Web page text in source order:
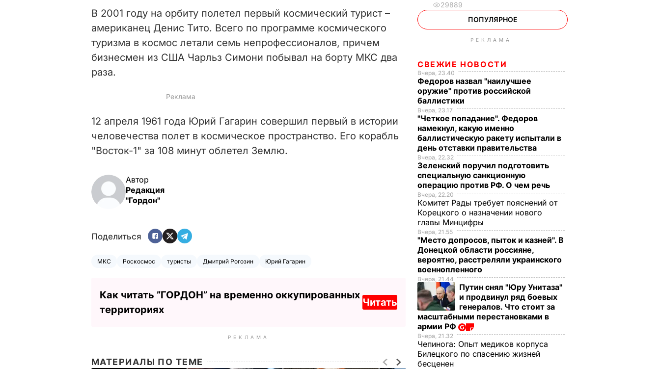
В 2001 году на орбиту полетел первый космический турист –
американец Денис Тито. Всего по программе космического
туризма в космос летали семь непрофессионалов, причем
бизнесмен из США Чарльз Симони побывал на борту МКС два
раза.
12 апреля 1961 года Юрий Гагарин совершил первый в истории
человечества полет в космическое пространство. Его корабль
"Восток-1" за 108 минут облетел Землю.
Автор
Редакция
"Гордон"
Поделиться
МКС Роскосмос туристы Дмитрий Рогозин Юрий Гагарин
Как читать ”ГОРДОН” на временно оккупированных
территориях
Читать
РЕКЛАМА
МАТЕРИАЛЫ ПО ТЕМЕ
29889
ПОПУЛЯРНОЕ
РЕКЛАМА
СВЕЖИЕ НОВОСТИ
Вчера, 23.40
Федоров назвал "наилучшее
оружие" против российской
баллистики
Вчера, 23.17
"Четкое попадание". Федоров
намекнул, какую именно
баллистическую ракету испытали в
день отставки правительства
Вчера, 22.32
Зеленский поручил подготовить
специальную санкционную
операцию против РФ. О чем речь
Вчера, 22.20
Комитет Рады требует пояснений от
Корецкого о назначении нового
главы Минцифры
Вчера, 21.55
"Место допросов, пыток и казней". В
Донецкой области россияне,
вероятно, расстреляли украинского
военнопленного
Вчера, 21.44
Путин снял "Юру Унитаза"
и продвинул ряд боевых
генералов. Что стоит за
масштабными перестановками в
армии РФ
Вчера, 21.32
Чепинога: Опыт медиков корпуса
Билецкого по спасению жизней
бесценен